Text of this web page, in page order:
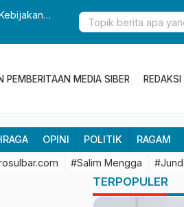
Gubernur Sulbar Perkuat
Pembangunan Daerah
PEMBERITAAN MEDIA SIBER REDAKSI
OPINI POLITIK RAGAM
#Salim Mengga
TERPOPULER